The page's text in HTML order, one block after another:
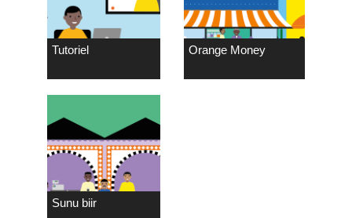
Tutoriel Orange Money
Sunu biir